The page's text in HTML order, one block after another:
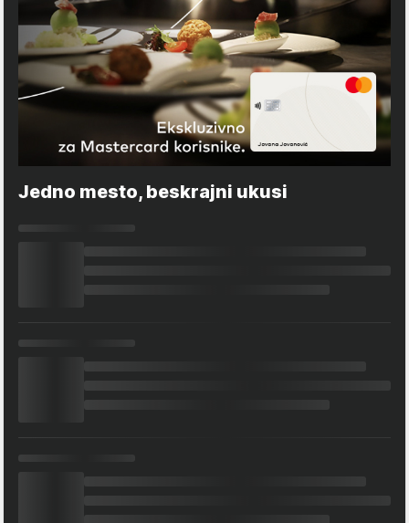
Jedno mesto, beskrajni ukusi